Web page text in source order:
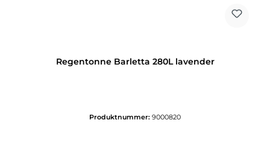
Regentonne Barletta 280L lavender
Produktnummer: 9000820